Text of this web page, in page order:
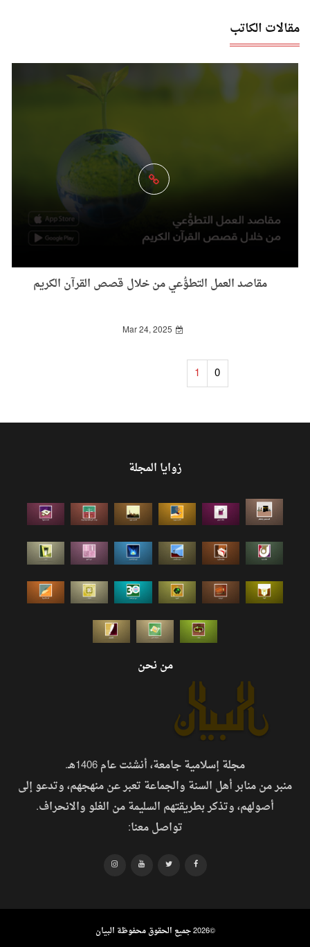
مقالات الكاتب
مقاصد العمل التطوُّعي من خلال قصص القرآن الكريم
Mar 24, 2025
0
1
زوايا المجلة
من نحن
مجلة إسلامية جامعة، أنشئت عام 1406هـ.
منبر من منابر أهل السنة والجماعة تعبر عن منهجهم، وتدعو إلى
أصولهم، وتذكر بطريقتهم السليمة من الغلو والانحراف.
تواصل معنا:
©2026 جميع الحقوق محفوظة البيان